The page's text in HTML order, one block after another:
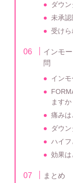
ダウ
未承
受け
インモ
問
イン
ますか
痛みは
ダウ
ハイフ
効果は
まとめ